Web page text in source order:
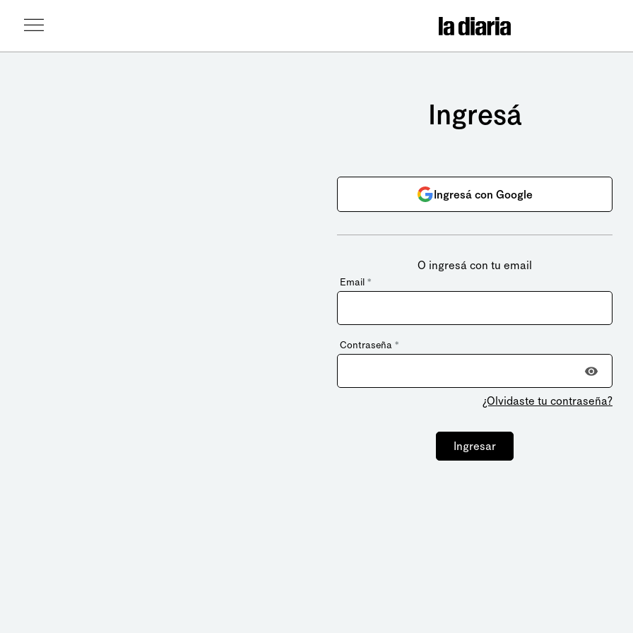
Ingresá
Ingresá con Google
O ingresá con tu email
Email *
Contraseña *
¿Olvidaste tu contraseña?
Ingresar